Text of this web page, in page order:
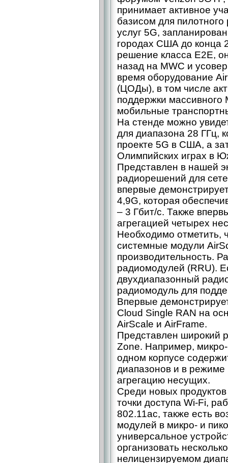
принимает активное
базисом для
услуг 5G,
городах США до конца
решение класса E2E,
назад на MWC и
время оборудование
(ЦОДы), в том числе
поддержки массивного
мобильные
На стенде можно
для диапазона 28 ГГц,
проекте 5G в США, а
Олимпийских играх в
Представлен в нашей
радиорешений для
впервые
4,9G, которая
– 3 Гбит/с. Также
агрегацией четырех
Необходимо отметить,
системные модули
производительность.
радиомодулей (RRU).
двухдиапазонный
радиомодуль для
Впервые
Cloud Single RAN на
AirScale и AirFrame.
Представлен широкий
Zone. Например,
одном корпусе
диапазонов и в режиме
агрегацию несущих.
Среди новых
точки доступа Wi-Fi,
802.11ac, также есть
модулей в микро- и
универсальное
организовать
нелицензируемом